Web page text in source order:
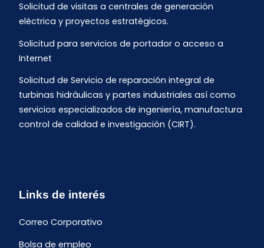
Solicitud de visitas a centrales de generación
eléctrica y proyectos estratégicos.
Solicitud para servicios de portador o acceso a
Internet
Solicitud de Servicio de reparación integral de
turbinas hidráulicas y partes industriales así como
servicios especializados de ingeniería, manufactura
control de calidad e investigación (CIRT).
Links de interés
Correo Corporativo
Bolsa de empleo